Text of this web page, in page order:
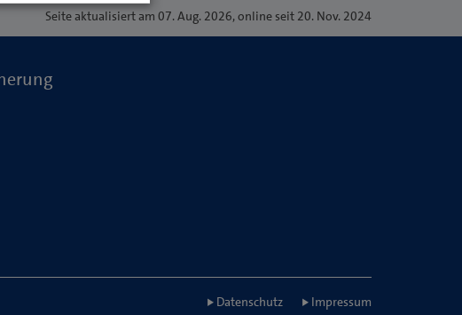
Seiteaktualisiert am 07. Aug. 2026, online seit 20. Nov. 2024
Datenschutz Impressum